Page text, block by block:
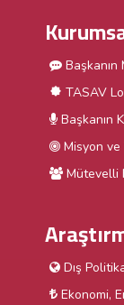
Başkanın
TASAV
Başkanın
Misyon ve
Mütevelli
Dış
Ekonomi,